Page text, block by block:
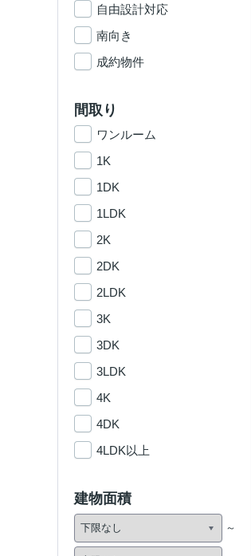
自由設計対応
南向き
成約物件
間取り
ワンルーム
1K
1DK
1LDK
2K
2DK
2LDK
3K
3DK
3LDK
4K
4DK
4LDK以上
建物面積